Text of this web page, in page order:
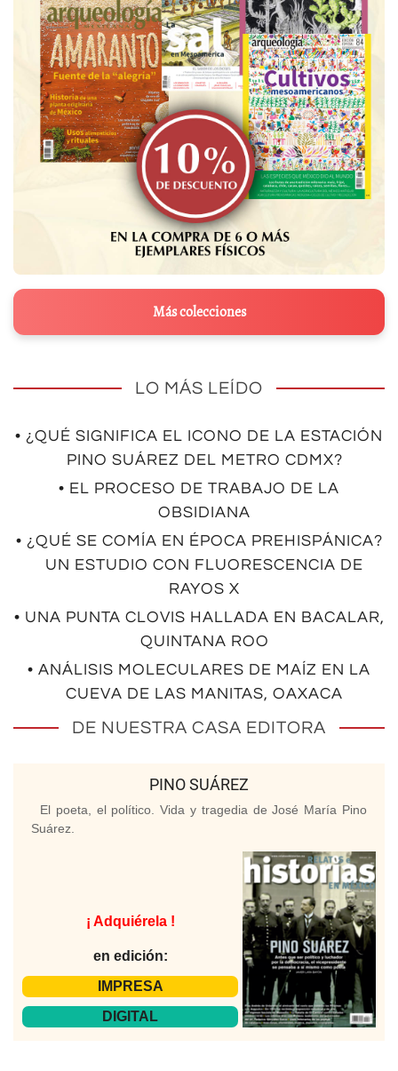
Más colecciones
LO MÁS LEÍDO
• ¿QUÉ SIGNIFICA EL ICONO DE LA ESTACIÓN
PINO SUÁREZ DEL METRO CDMX?
• EL PROCESO DE TRABAJO DE LA
OBSIDIANA
• ¿QUÉ SE COMÍA EN ÉPOCA PREHISPÁNICA?
UN ESTUDIO CON FLUORESCENCIA DE
RAYOS X
• UNA PUNTA CLOVIS HALLADA EN BACALAR,
QUINTANA ROO
• ANÁLISIS MOLECULARES DE MAÍZ EN LA
CUEVA DE LAS MANITAS, OAXACA
DE NUESTRA CASA EDITORA
PINO SUÁREZ
El poeta, el político. Vida y tragedia de José María Pino
Suárez.
¡ Adquiérela !
en edición:
IMPRESA
DIGITAL